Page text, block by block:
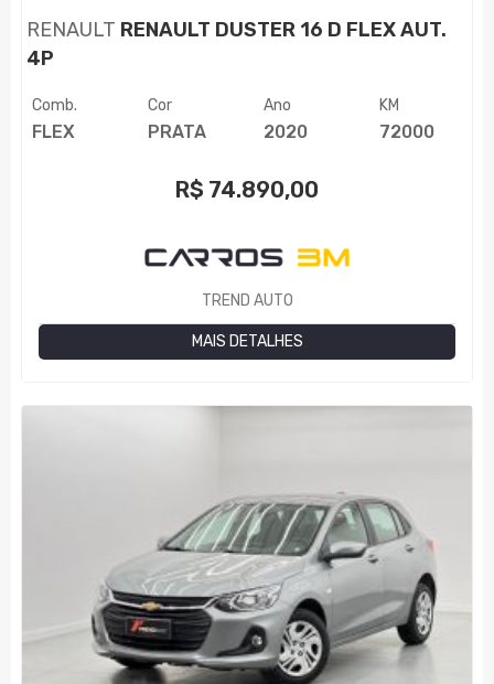
RENAULT RENAULT DUSTER 16 D FLEX AUT.
4P
Comb.
FLEX
Cor
PRATA
Ano
2020
KM
72000
R$ 74.890,00
TREND AUTO
MAIS DETALHES